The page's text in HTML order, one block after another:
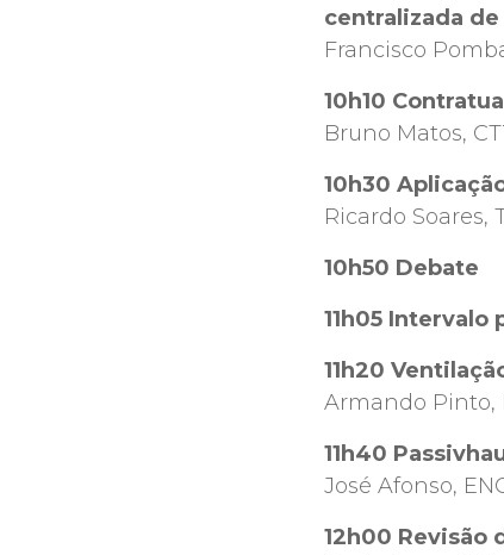
centralizada
Francisco
10h10
Bruno Matos,
10h30
Ricardo Soares,
10h50 Debate
11h05 Intervalo
11h20
Armando Pinto,
11h40
José Afonso,
12h00 Revisão